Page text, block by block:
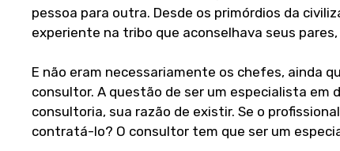
pessoa para outra. Desde os primórdios da
experiente na tribo que aconselhava seus
E não eram necessariamente os chefes, ainda
consultor. A questão de ser um especialista em
consultoria, sua razão de existir. Se o
contratá-lo? O consultor tem que ser um